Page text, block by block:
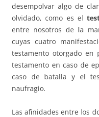
desempolvar algo de
olvidado, como es el
entre nosotros de la
cuyas cuatro
testamento otorgado
testamento en caso de
caso de batalla y el
naufragio.
Las afinidades entre los